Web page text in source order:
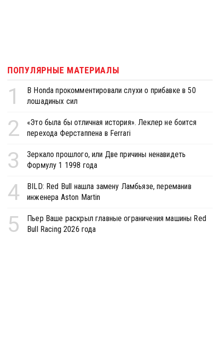
ПОПУЛЯРНЫЕ МАТЕРИАЛЫ
1
В Honda прокомментировали слухи о прибавке в 50
лошадиных сил
2
«Это была бы отличная история». Леклер не боится
перехода Ферстаппена в Ferrari
3
Зеркало прошлого, или Две причины ненавидеть
Формулу 1 1998 года
4
BILD: Red Bull нашла замену Ламбьязе, переманив
инженера Aston Martin
5
Пьер Ваше раскрыл главные ограничения машины Red
Bull Racing 2026 года